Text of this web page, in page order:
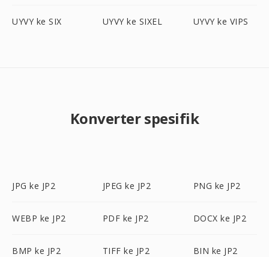
UYVY ke SIX UYVY ke SIXEL UYVY ke VIPS
Konverter spesifik
JPG ke JP2 JPEG ke JP2 PNG ke JP2
WEBP ke JP2 PDF ke JP2 DOCX ke JP2
BMP ke JP2 TIFF ke JP2 BIN ke JP2